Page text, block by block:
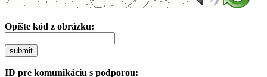
Opíšte kód z obrázku:
submit
ID pre komunikáciu s podporou: